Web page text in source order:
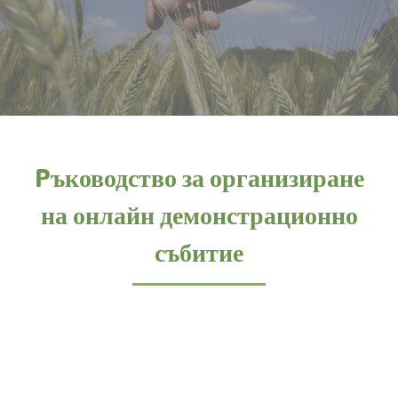
Pъководство за организиране
на онлайн демонстрационно
събитие